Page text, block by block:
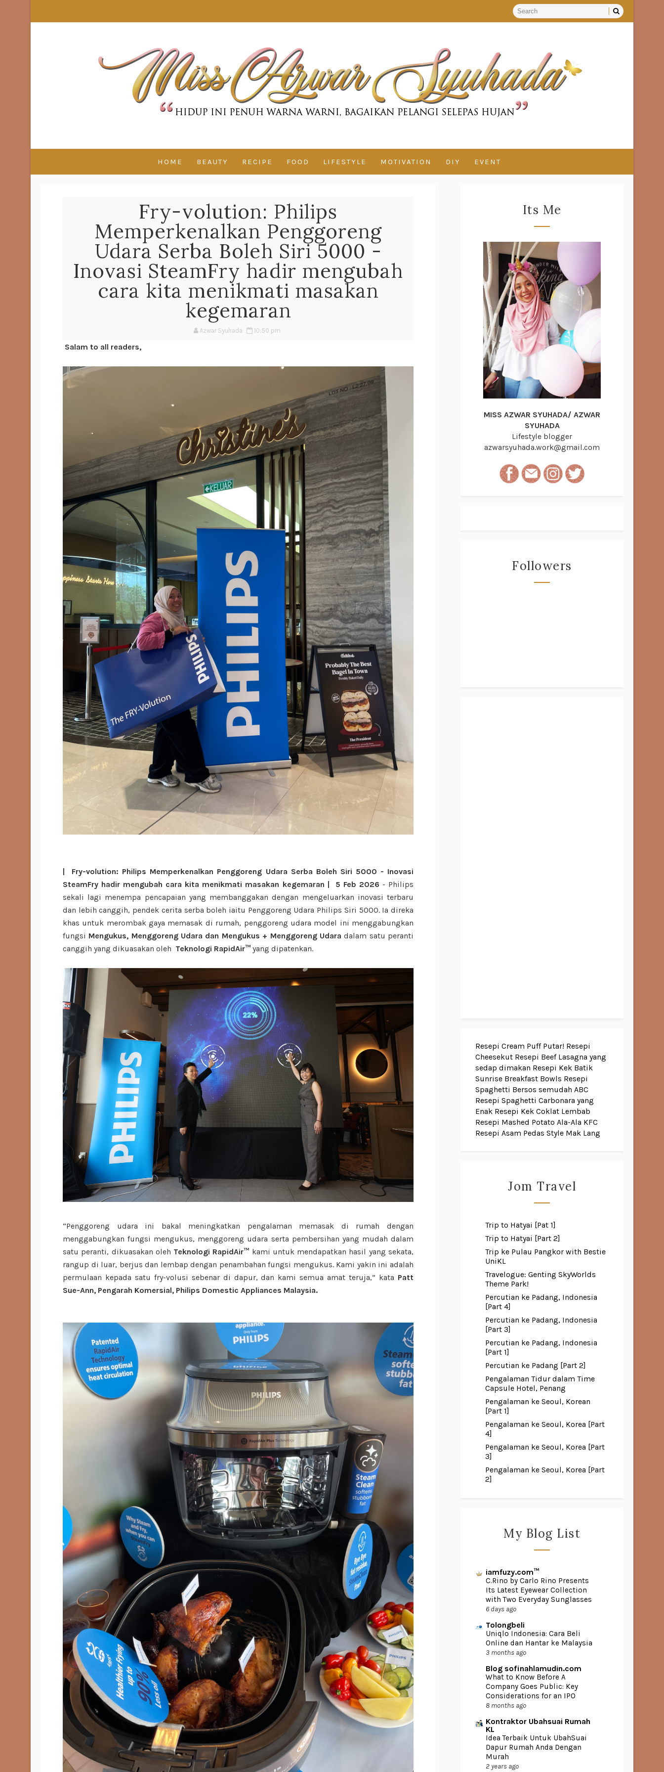
HOME BEAUTY RECIPE FOOD LIFESTYLE MOTIVATION DIY EVENT
Fry-volution: Philips
Memperkenalkan Penggoreng
Udara Serba Boleh Siri 5000 -
Inovasi SteamFry hadir mengubah
cara kita menikmati masakan
kegemaran
Azwar Syuhada 10:50 pm
Salam to all readers,
| Fry-volution: Philips Memperkenalkan Penggoreng Udara Serba Boleh Siri 5000 - Inovasi
SteamFry hadir mengubah cara kita menikmati masakan kegemaran | 5 Feb 2026 - Philips
sekali lagi menempa pencapaian yang membanggakan dengan mengeluarkan inovasi terbaru
dan lebih canggih, pendek cerita serba boleh iaitu Penggoreng Udara Philips Siri 5000. Ia direka
khas untuk merombak gaya memasak di rumah, penggoreng udara model ini menggabungkan
fungsi Mengukus, Menggoreng Udara dan Mengukus + Menggoreng Udaradalam satu peranti
canggih yang dikuasakan oleh Teknologi RapidAir™ yang dipatenkan.
“Penggoreng udara ini bakal meningkatkan pengalaman memasak di rumah dengan
menggabungkan fungsi mengukus, menggoreng udara serta pembersihan yang mudah dalam
satu peranti, dikuasakan oleh Teknologi RapidAir™ kami untuk mendapatkan hasil yang sekata,
rangup di luar, berjus dan lembap dengan penambahan fungsi mengukus. Kami yakin ini adalah
permulaan kepada satu fry-volusi sebenar di dapur, dan kami semua amat teruja,” kata Patt
Sue-Ann, Pengarah Komersial, Philips Domestic Appliances Malaysia.
Its Me
MISS AZWAR SYUHADA/ AZWAR
SYUHADA
Lifestyle blogger
azwarsyuhada.work@gmail.com
Followers
Resepi Cream Puff Putar! Resepi
Cheesekut Resepi Beef Lasagna yang
sedap dimakan Resepi Kek Batik
Sunrise Breakfast Bowls Resepi
Spaghetti Bersos semudah ABC
Resepi Spaghetti Carbonara yang
Enak Resepi Kek Coklat Lembab
Resepi Mashed Potato Ala-Ala KFC
Resepi Asam Pedas Style Mak Lang
Jom Travel
Trip to Hatyai [Pat 1]
Trip to Hatyai [Part 2]
Trip ke Pulau Pangkor with Bestie
UniKL
Travelogue: Genting SkyWorlds
Theme Park!
Percutian ke Padang, Indonesia
[Part 4]
Percutian ke Padang, Indonesia
[Part 3]
Percutian ke Padang, Indonesia
[Part 1]
Percutian ke Padang [Part 2]
Pengalaman Tidur dalam Time
Capsule Hotel, Penang
Pengalaman ke Seoul, Korean
[Part 1]
Pengalaman ke Seoul, Korea [Part
4]
Pengalaman ke Seoul, Korea [Part
3]
Pengalaman ke Seoul, Korea [Part
2]
My Blog List
iamfuzy.com™
C.Rino by Carlo Rino Presents
Its Latest Eyewear Collection
with Two Everyday Sunglasses
6 days ago
Tolongbeli
Uniqlo Indonesia: Cara Beli
Online dan Hantar ke Malaysia
3 months ago
Blog sofinahlamudin.com
What to Know Before A
Company Goes Public: Key
Considerations for an IPO
8 months ago
Kontraktor Ubahsuai Rumah
KL
Idea Terbaik Untuk UbahSuai
Dapur Rumah Anda Dengan
Murah
2 years ago